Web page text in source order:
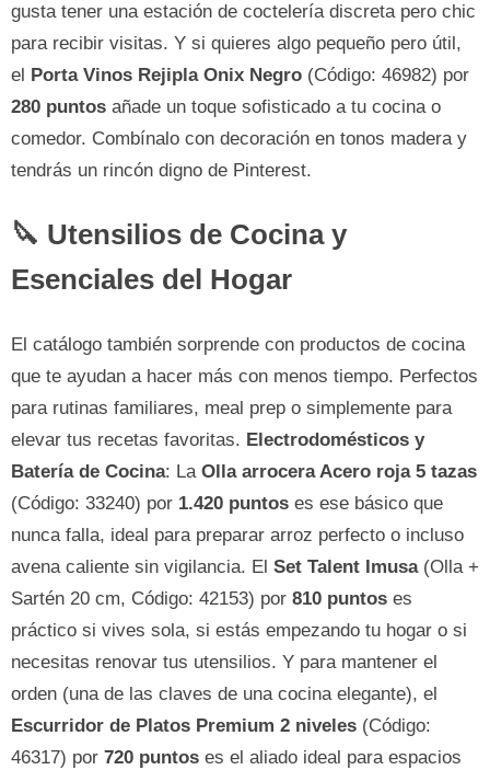
gusta tener una estación de coctelería discreta pero chic
para recibir visitas. Y si quieres algo pequeño pero útil,
el Porta Vinos Rejipla Onix Negro (Código: 46982) por
280 puntos añade un toque sofisticado a tu cocina o
comedor. Combínalo con decoración en tonos madera y
tendrás un rincón digno de Pinterest.
🔪 Utensilios de Cocina y
Esenciales del Hogar
El catálogo también sorprende con productos de cocina
que te ayudan a hacer más con menos tiempo. Perfectos
para rutinas familiares, meal prep o simplemente para
elevar tus recetas favoritas. Electrodomésticos y
Batería de Cocina: La Olla arrocera Acero roja 5 tazas
(Código: 33240) por 1.420 puntos es ese básico que
nunca falla, ideal para preparar arroz perfecto o incluso
avena caliente sin vigilancia. El Set Talent Imusa(Olla +
Sartén 20 cm, Código: 42153) por 810 puntos es
práctico si vives sola, si estás empezando tu hogar o si
necesitas renovar tus utensilios. Y para mantener el
orden (una de las claves de una cocina elegante), el
Escurridor de Platos Premium 2 niveles (Código:
46317) por 720 puntos es el aliado ideal para espacios